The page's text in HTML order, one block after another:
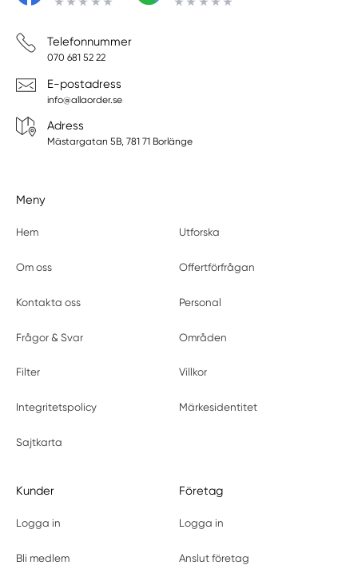
Telefonnummer
070 681 52 22
E-postadress
info@allaorder.se
Adress
Mästargatan 5B, 781 71 Borlänge
Meny
Hem Utforska
Om oss Offertförfrågan
Kontakta oss Personal
Frågor & Svar Områden
Filter Villkor
Integritetspolicy Märkesidentitet
Sajtkarta
Kunder
Logga in
Bli medlem
Företag
Logga in
Anslut företag